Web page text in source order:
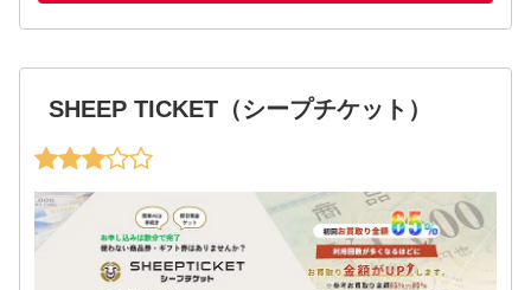
SHEEP TICKET（シープチケット）